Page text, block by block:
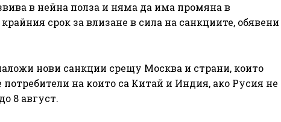
в нейна полза и няма да има промяна в
срок за влизане в сила на санкциите, обявени
нови санкции срещу Москва и страни, които
на които са Китай и Индия, ако Русия не
8 август.